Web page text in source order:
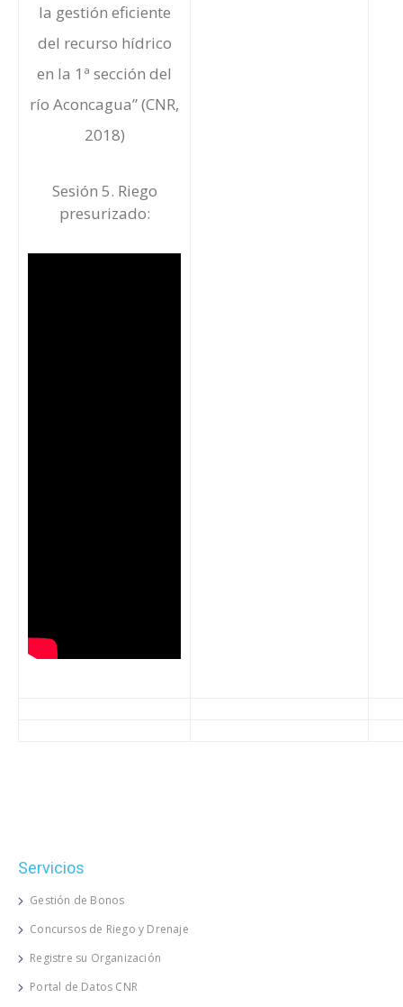
la gestión eficiente
del recurso hídrico
en la 1ª sección del
río Aconcagua” (CNR,
2018)
Sesión 5. Riego
presurizado:
Servicios
Gestión de Bonos
Concursos de Riego y Drenaje
Registre su Organización
Portal de Datos CNR